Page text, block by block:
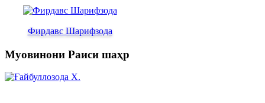
Фирдавс Шарифзода
Муовинони Раиси шаҳр